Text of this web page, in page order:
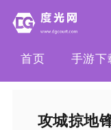
首页 手游下
攻城掠地